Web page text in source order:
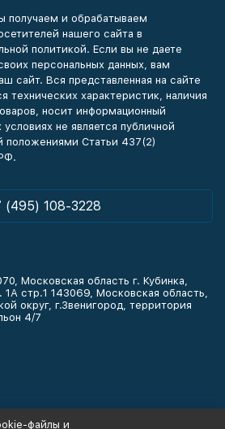
и обрабатываем
нашего сайта в
политикой. Если вы не даете
персональных данных, вам
сайт. Вся представленная на сайте
технических характеристик, наличия
носит информационный
не является публичной
положениями Статьи 437(2)
(495) 108-3228
Московская область г. Кубинка,
стр.1 143069, Московская область,
округ, г.Звенигород, территория
4/7
файлы и